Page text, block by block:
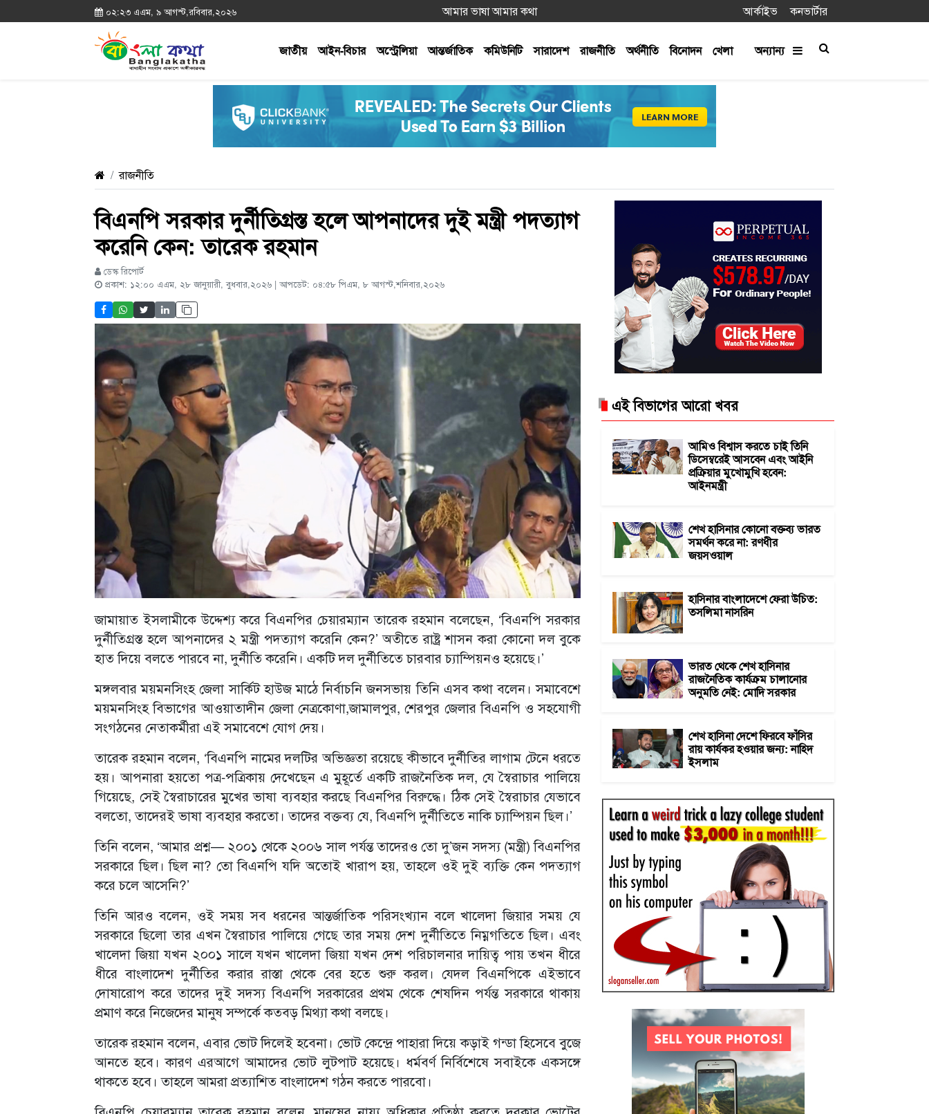
০২:২৩ এএম, ৯ আগস্ট,রবিবার,২০২৬ আমার ভাষা আমার কথা আর্কাইভ কনভার্টার
জাতীয় আইন-বিচার অস্ট্রেলিয়া আন্তর্জাতিক কমিউনিটি সারাদেশ রাজনীতি অর্থনীতি বিনোদন খেলা অন্যান্য
রাজনীতি
বিএনপি সরকার দুর্নীতিগ্রস্ত হলে আপনাদের দুই মন্ত্রী পদত্যাগ
করেনি কেন: তারেক রহমান
ডেস্ক রিপোর্ট
প্রকাশ: ১২:০০ এএম, ২৮ জানুয়ারী, বুধবার,২০২৬ | আপডেট: ০৪:৫৮ পিএম, ৮ আগস্ট,শনিবার,২০২৬
জামায়াত ইসলামীকে উদ্দেশ্য করে বিএনপির চেয়ারম্যান তারেক রহমান বলেছেন, ‘বিএনপি সরকার
দুর্নীতিগ্রস্ত হলে আপনাদের ২ মন্ত্রী পদত্যাগ করেনি কেন?’ অতীতে রাষ্ট্র শাসন করা কোনো দল বুকে
হাত দিয়ে বলতে পারবে না, দুর্নীতি করেনি। একটি দল দুর্নীতিতে চারবার চ্যাম্পিয়নও হয়েছে।’
মঙ্গলবার ময়মনসিংহ জেলা সার্কিট হাউজ মাঠে নির্বাচনি জনসভায় তিনি এসব কথা বলেন। সমাবেশে
ময়মনসিংহ বিভাগের আওয়াতাদীন জেলা নেত্রকোণা,জামালপুর, শেরপুর জেলার বিএনপি ও সহযোগী
সংগঠনের নেতাকর্মীরা এই সমাবেশে যোগ দেয়।
তারেক রহমান বলেন, ‘বিএনপি নামের দলটির অভিজ্ঞতা রয়েছে কীভাবে দুর্নীতির লাগাম টেনে ধরতে
হয়। আপনারা হয়তো পত্র-পত্রিকায় দেখেছেন এ মুহূর্তে একটি রাজনৈতিক দল, যে স্বৈরাচার পালিয়ে
গিয়েছে, সেই স্বৈরাচারের মুখের ভাষা ব্যবহার করছে বিএনপির বিরুদ্ধে। ঠিক সেই স্বৈরাচার যেভাবে
বলতো, তাদেরই ভাষা ব্যবহার করতো। তাদের বক্তব্য যে, বিএনপি দুর্নীতিতে নাকি চ্যাম্পিয়ন ছিল।’
তিনি বলেন, ‘আমার প্রশ্ন— ২০০১ থেকে ২০০৬ সাল পর্যন্ত তাদেরও তো দু’জন সদস্য (মন্ত্রী) বিএনপির
সরকারে ছিল। ছিল না? তো বিএনপি যদি অতোই খারাপ হয়, তাহলে ওই দুই ব্যক্তি কেন পদত্যাগ
করে চলে আসেনি?’
তিনি আরও বলেন, ওই সময় সব ধরনের আন্তর্জাতিক পরিসংখ্যান বলে খালেদা জিয়ার সময় যে
সরকারে ছিলো তার এখন স্বৈরাচার পালিয়ে গেছে তার সময় দেশ দুর্নীতিতে নিম্নগতিতে ছিল। এবং
খালেদা জিয়া যখন ২০০১ সালে যখন খালেদা জিয়া যখন দেশ পরিচালনার দায়িত্ব পায় তখন ধীরে
ধীরে বাংলাদেশ দুর্নীতির করার রাস্তা থেকে বের হতে শুরু করল। যেদল বিএনপিকে এইভাবে
দোষারোপ করে তাদের দুই সদস্য বিএনপি সরকারের প্রথম থেকে শেষদিন পর্যন্ত সরকারে থাকায়
প্রমাণ করে নিজেদের মানুষ সম্পর্কে কতবড় মিথ্যা কথা বলছে।
তারেক রহমান বলেন, এবার ভোট দিলেই হবেনা। ভোট কেন্দ্রে পাহারা দিয়ে কড়াই গন্ডা হিসেবে বুজে
আনতে হবে। কারণ এরআগে আমাদের ভোট লুটপাট হয়েছে। ধর্মবর্ণ নির্বিশেষে সবাইকে একসঙ্গে
থাকতে হবে। তাহলে আমরা প্রত্যাশিত বাংলাদেশ গঠন করতে পারবো।
এই বিভাগের আরো খবর
আমিও বিশ্বাস করতে চাই তিনি
ডিসেম্বরেই আসবেন এবং আইনি
প্রক্রিয়ার মুখোমুখি হবেন:
আইনমন্ত্রী
শেখ হাসিনার কোনো বক্তব্য ভারত
সমর্থন করে না: রণধীর
জয়সওয়াল
হাসিনার বাংলাদেশে ফেরা উচিত:
তসলিমা নাসরিন
ভারত থেকে শেখ হাসিনার
রাজনৈতিক কার্যক্রম চালানোর
অনুমতি নেই: মোদি সরকার
শেখ হাসিনা দেশে ফিরবে ফাঁসির
রায় কার্যকর হওয়ার জন্য: নাহিদ
ইসলাম